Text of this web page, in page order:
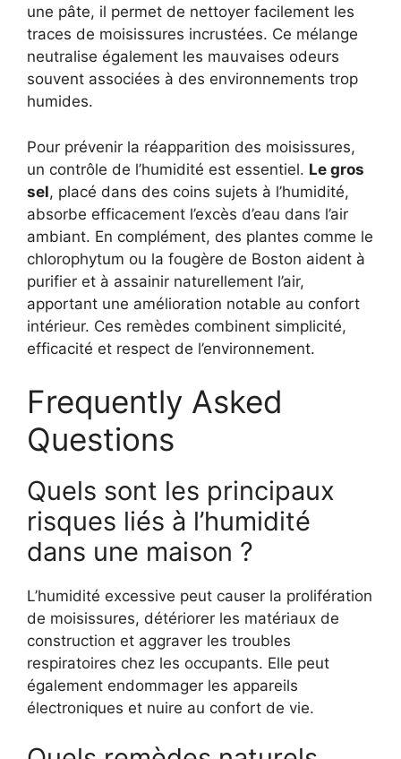
une pâte, il permet de nettoyer facilement les
traces de moisissures incrustées. Ce mélange
neutralise également les mauvaises odeurs
souvent associées à des environnements trop
humides.
Pour prévenir la réapparition des moisissures,
un contrôle de l’humidité est essentiel. Le gros
sel, placé dans des coins sujets à l’humidité,
absorbe efficacement l’excès d’eau dans l’air
ambiant. En complément, des plantes comme le
chlorophytum ou la fougère de Boston aident à
purifier et à assainir naturellement l’air,
apportant une amélioration notable au confort
intérieur. Ces remèdes combinent simplicité,
efficacité et respect de l’environnement.
Frequently Asked
Questions
Quels sont les principaux
risques liés à l’humidité
dans une maison ?
L’humidité excessive peut causer la prolifération
de moisissures, détériorer les matériaux de
construction et aggraver les troubles
respiratoires chez les occupants. Elle peut
également endommager les appareils
électroniques et nuire au confort de vie.